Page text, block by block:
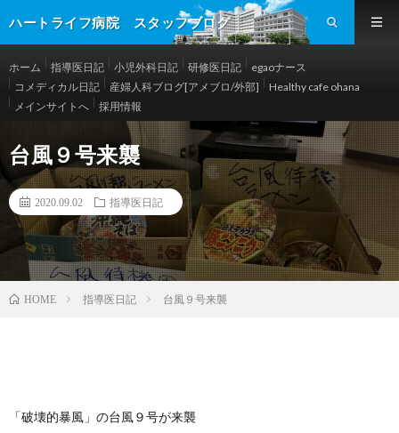
ハートライフ病院 スタッフブログ
ホーム 指導医日記 小児外科日記 研修医日記
egaoナース
コメディカル日記
産婦人科ブログ[アメブロ/外部]
Healthy cafe ohana
メインサイトへ
採用情報
台風９号来襲
2020.09.02 指導医日記
HOME 指導医日記 台風９号来襲
「破壊的暴風」の台風９号が来襲